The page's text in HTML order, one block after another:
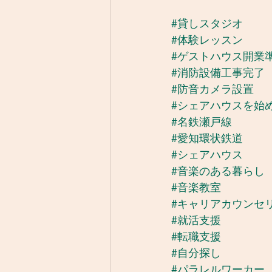
#貸しスタジオ
#体験レッスン
#ゲストハウス開業
#消防設備工事完了
#防音カメラ設置
#シェアハウスを始
#名鉄瀬戸線
#愛知環状鉄道
#シェアハウス
#音楽のある暮らし
#音楽教室
#キャリアカウンセ
#就活支援
#転職支援
#自分探し
#パラレルワーカー